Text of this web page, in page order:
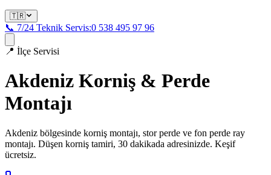
🇹🇷
📞 7/24 Teknik Servis:0 538 495 97 96
📍 İlçe Servisi
Akdeniz Korniş & Perde
Montajı
Akdeniz bölgesinde korniş montajı, stor perde ve fon perde ray
montajı. Düşen korniş tamiri, 30 dakikada adresinizde. Keşif
ücretsiz.